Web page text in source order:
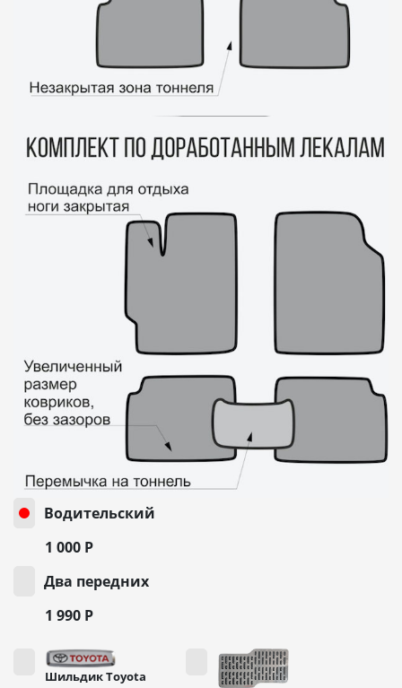
Водительский
1 000 Р
Два передних
1 990 Р
Шильдик Toyota